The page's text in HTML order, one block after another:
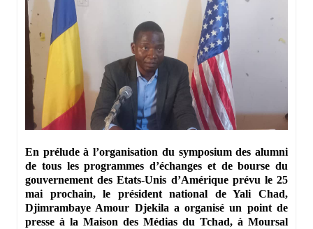
En prélude à l’organisation du symposium des alumni
de tous les programmes d’échanges et de bourse du
gouvernement des Etats-Unis d’Amérique prévu le 25
mai prochain, le président national de Yali Chad,
Djimrambaye Amour Djekila a organisé un point de
presse à la Maison des Médias du Tchad, à Moursal